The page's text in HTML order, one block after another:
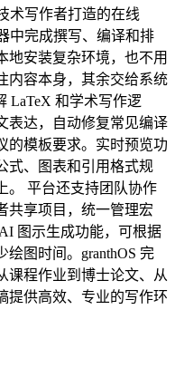
术写作者打造的在线
中完成撰写、编译和排
地安装复杂环境，也不用
内容本身，其余交给系统
LaTeX 和学术写作逻
表达，自动修复常见编译
的模板要求。实时预览功
式、图表和引用格式规
。 平台还支持团队协作
共享项目，统一管理宏
图示生成功能，可根据
图时间。granthOS 完
课程作业到博士论文、从
提供高效、专业的写作环